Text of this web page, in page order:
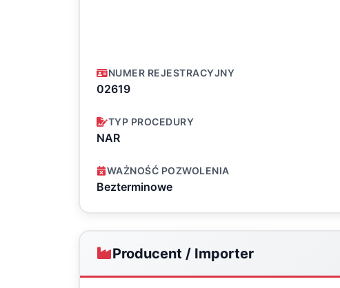
NUMER REJESTRACYJNY
02619
TYP PROCEDURY
NAR
WAŻNOŚĆ POZWOLENIA
Bezterminowe
Producent / Importer